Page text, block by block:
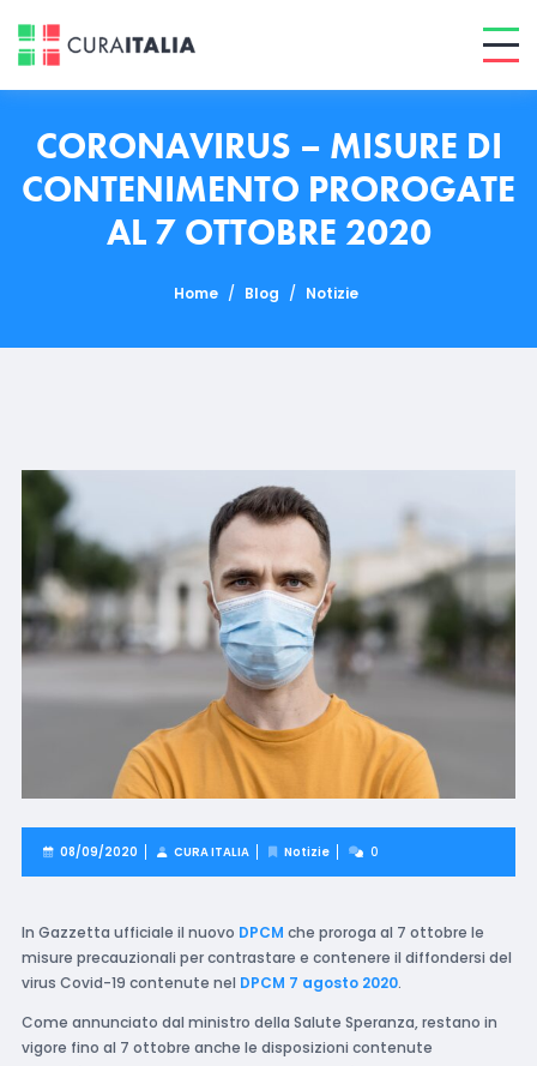
CORONAVIRUS – MISURE DI
CONTENIMENTO PROROGATE
AL 7 OTTOBRE 2020
Home / Blog / Notizie
08/09/2020 CURA ITALIA Notizie 0
In Gazzetta ufficiale il nuovo DPCM che proroga al 7 ottobre le
misure precauzionali per contrastare e contenere il diffondersi del
virus Covid-19 contenute nel DPCM 7 agosto 2020.
Come annunciato dal ministro della Salute Speranza, restano in
vigore fino al 7 ottobre anche le disposizioni contenute